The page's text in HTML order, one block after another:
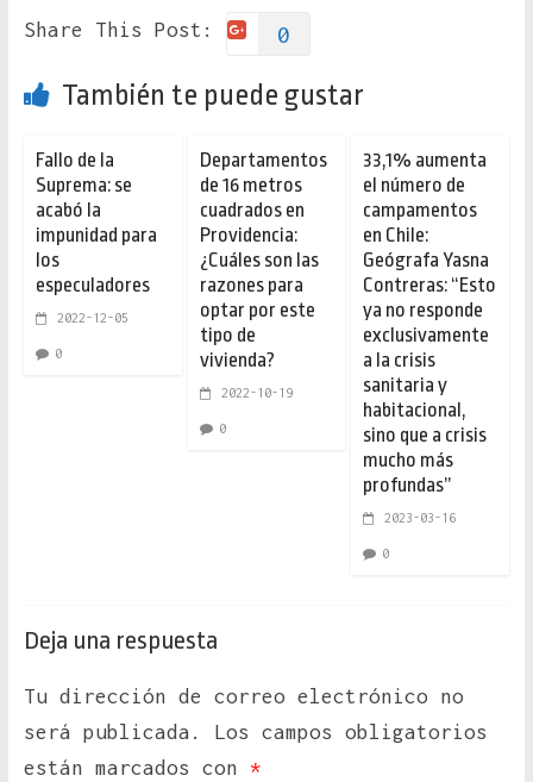
Share This Post: 0
También te puede gustar
Fallo de la
Suprema: se
acabó la
impunidad para
los
especuladores
2022-12-05
0
Departamentos
de 16 metros
cuadrados en
Providencia:
¿Cuáles son las
razones para
optar por este
tipo de
vivienda?
2022-10-19
0
33,1% aumenta
el número de
campamentos
en Chile:
Geógrafa Yasna
Contreras: “Esto
ya no responde
exclusivamente
a la crisis
sanitaria y
habitacional,
sino que a crisis
mucho más
profundas”
2023-03-16
0
Deja una respuesta
Tu dirección de correo electrónico no
será publicada.
Los campos obligatorios
están marcados con *